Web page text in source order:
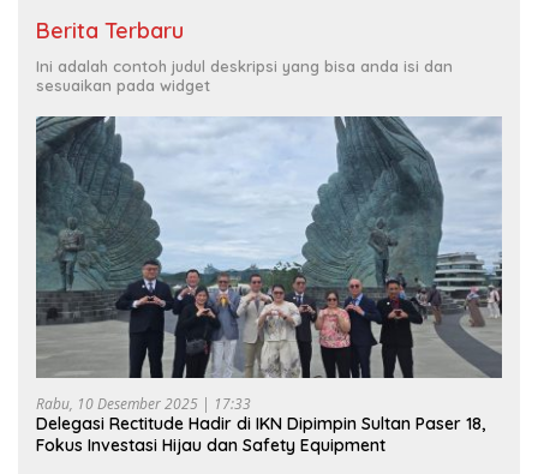
Berita Terbaru
Ini adalah contoh judul deskripsi yang bisa anda isi dan
sesuaikan pada widget
Rabu, 10 Desember 2025 | 17:33
Delegasi Rectitude Hadir di IKN Dipimpin Sultan Paser 18,
Fokus Investasi Hijau dan Safety Equipment